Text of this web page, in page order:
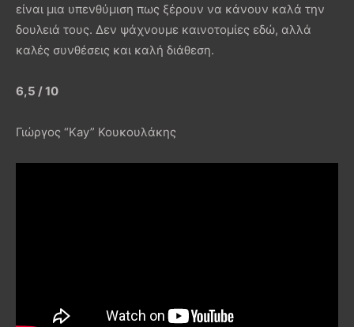
είναι μια υπενθύμιση πως ξέρουν να κάνουν καλά την
δουλειά τους. Δεν ψάχνουμε καινοτομίες εδώ, αλλά
καλές συνθέσεις και καλή διάθεση.
6,5 / 10
Γιώργος “Kay” Κουκουλάκης